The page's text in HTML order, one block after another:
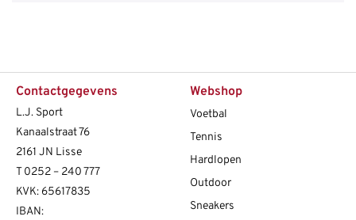
Contactgegevens
L.J. Sport
Kanaalstraat 76
2161 JN Lisse
T0252 – 240 777
KVK: 65617835
IBAN:
Webshop
Voetbal
Tennis
Hardlopen
Outdoor
Sneakers